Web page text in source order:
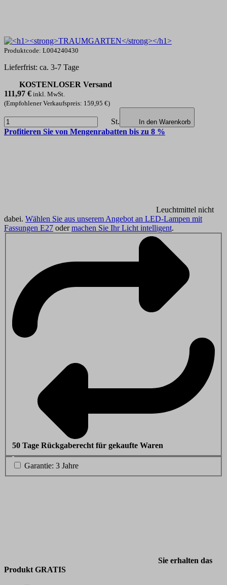
Produktcode: L004240430
Lieferfrist: ca. 3-7 Tage
KOSTENLOSER Versand
111,97 € inkl. MwSt.
(Empfohlener Verkaufspreis: 159,95 €)
St. In den Warenkorb
Profitieren Sie von Mengenrabatten bis zu 8 %
Leuchtmittel nicht
dabei. Wählen Sie aus unserem Angebot an LED-Lampen mit
Fassungen E27 odermachen Sie Ihr Licht intelligent.
50 Tage Rückgaberecht für gekaufte Waren
Garantie: 3 Jahre
Sie erhalten das
Produkt GRATIS